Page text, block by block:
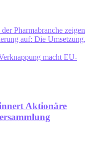
Pharmabranche zeigen
auf: Die Umsetzung,
macht EU-
Aktionäre